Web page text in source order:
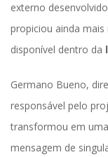
externo
propiciou ainda
disponível dentro da
Germano Bueno,
responsável pelo
transformou em
mensagem de